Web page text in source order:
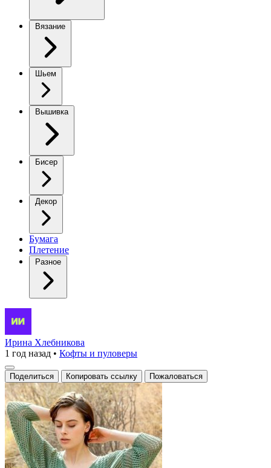
Вязание
Шьем
Вышивка
Бисер
Декор
Бумага
Плетение
Разное
Здравствуй,
модный
искатель
приключений!
Ирина Хлебникова
1 год назад • Кофты и пуловеры
Поделиться Копировать ссылку Пожаловаться